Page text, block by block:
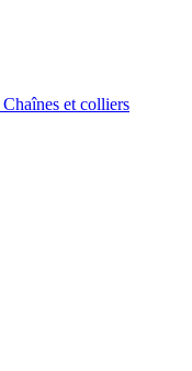
Chaînes et colliers